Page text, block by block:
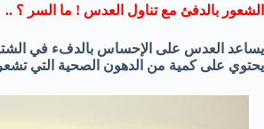
الشعور بالدفئ مع تناول العدس ! ما السر ؟ ..
يساعد العدس على الإحساس بالدفء في الشتاء
يحتوي على كمية من الدهون الصحية التي